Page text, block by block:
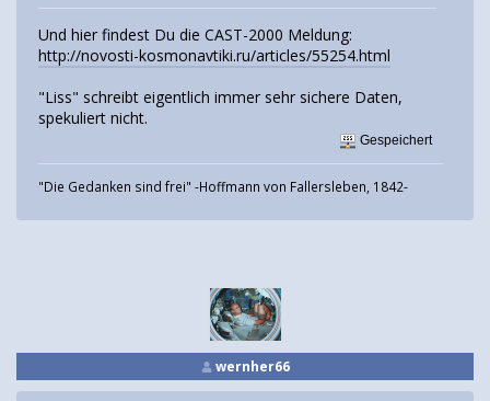
Und hier findest Du die CAST-2000 Meldung:
http://novosti-kosmonavtiki.ru/articles/55254.html
"Liss" schreibt eigentlich immer sehr sichere Daten,
spekuliert nicht.
Gespeichert
"Die Gedanken sind frei" -Hoffmann von Fallersleben, 1842-
wernher66